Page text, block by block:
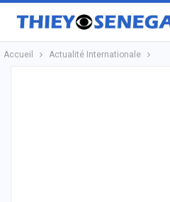
Accueil Actualité Internationale